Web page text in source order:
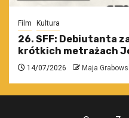
Film Kultura
26. SFF: Debiutanta
krótkich metrażach
14/07/2026 Maja